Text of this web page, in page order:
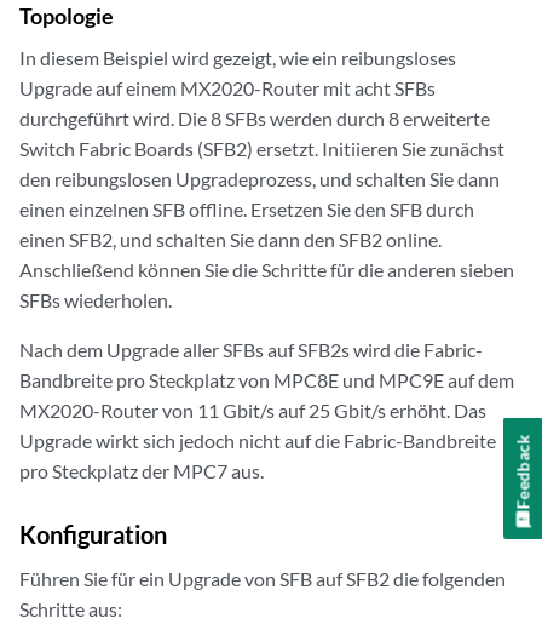
Topologie
In diesem Beispiel wird gezeigt, wie ein reibungsloses
Upgrade auf einem MX2020-Router mit acht SFBs
durchgeführt wird. Die 8 SFBs werden durch 8 erweiterte
Switch Fabric Boards (SFB2) ersetzt. Initiieren Sie zunächst
den reibungslosen Upgradeprozess, und schalten Sie dann
einen einzelnen SFB offline. Ersetzen Sie den SFB durch
einen SFB2, und schalten Sie dann den SFB2 online.
Anschließend können Sie die Schritte für die anderen sieben
SFBs wiederholen.
Nach dem Upgrade aller SFBs auf SFB2s wird die Fabric-
Bandbreite pro Steckplatz von MPC8E und MPC9E auf dem
MX2020-Router von 11 Gbit/s auf 25 Gbit/s erhöht. Das
Upgrade wirkt sich jedoch nicht auf die Fabric-Bandbreite
pro Steckplatz der MPC7 aus.
Konfiguration
Führen Sie für ein Upgrade von SFB auf SFB2 die folgenden
Schritte aus:
Feedback